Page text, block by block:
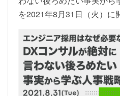
を2021年8月31日（火）に